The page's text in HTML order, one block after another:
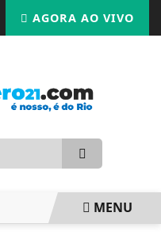
AGORA AO VIVO
MENU